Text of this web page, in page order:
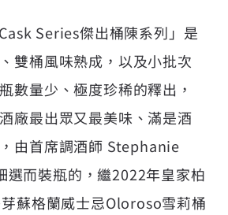
Series傑出桶陳系列」是
雙桶風味熟成，以及小批次
數量少、極度珍稀的釋出，
廠最出眾又最美味、滿是酒
由首席調酒師 Stephanie
選而裝瓶的，繼2022年皇家柏
蘇格蘭威士忌Oloroso雪莉桶